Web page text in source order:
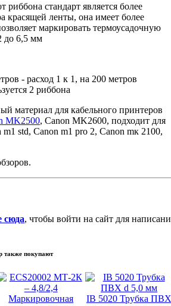
стандарт является более
красящей ленты, она имеет более
маркировать термоусадочную
до 6,5 мм
- расход 1 к 1, на 200 метров
2 риббона
материал для кабельного принтеров
MK2500, Canon MK2600, подходит для
std, Canon m1 pro 2, Canon mк 2100,
сюда, чтобы войти на сайт для
также покупают
IB 5020 Трубка